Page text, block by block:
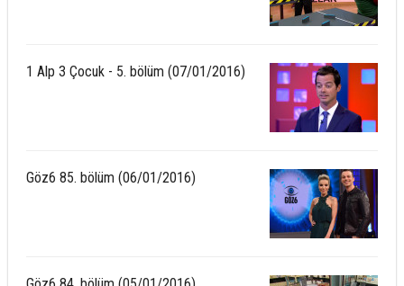
1 Alp 3 Çocuk - 5. bölüm (07/01/2016)
Göz6 85. bölüm (06/01/2016)